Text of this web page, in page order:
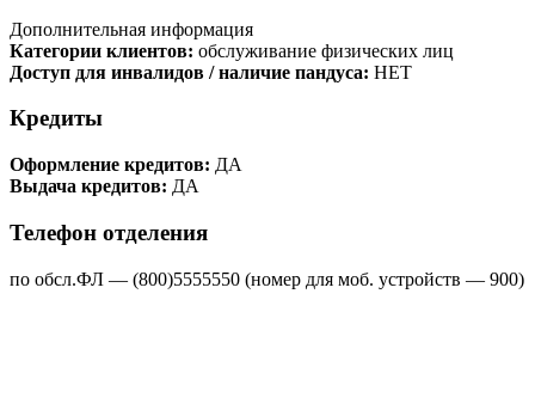
Дополнительная информация
Категории клиентов: обслуживание физических лиц
Доступ для инвалидов / наличие пандуса: НЕТ
Кредиты
Оформление кредитов: ДА
Выдача кредитов: ДА
Телефон отделения
по обсл.ФЛ — (800)5555550 (номер для моб. устройств — 900)